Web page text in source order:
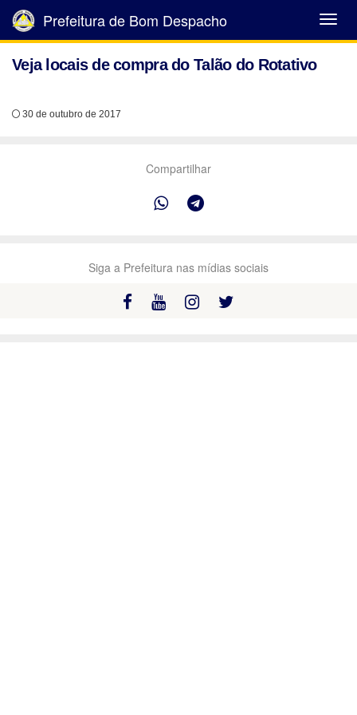
Abrir
Menu
Prefeitura de Bom Despacho
Veja locais de compra do Talão do Rotativo
30 de outubro de 2017
Compartilhar
Siga a Prefeitura nas mídias sociais